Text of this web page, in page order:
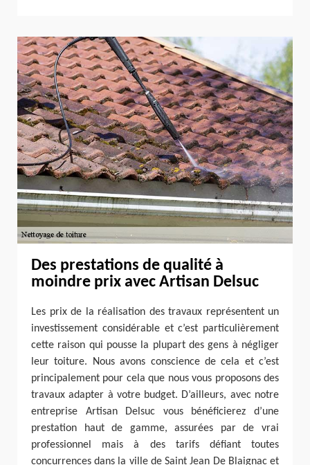
Des prestations de qualité à
moindre prix avec Artisan Delsuc
Les prix de la réalisation des travaux représentent un
investissement considérable et c’est particulièrement
cette raison qui pousse la plupart des gens à négliger
leur toiture. Nous avons conscience de cela et c’est
principalement pour cela que nous vous proposons des
travaux adapter à votre budget. D’ailleurs, avec notre
entreprise Artisan Delsuc vous bénéficierez d’une
prestation haut de gamme, assurées par de vrai
professionnel mais à des tarifs défiant toutes
concurrences dans la ville de Saint Jean De Blaignac et